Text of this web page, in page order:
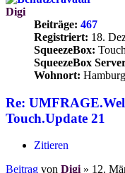
Digi
Beiträge: 467
Registriert: 18.
SqueezeBox: Touch
SqueezeBox
Wohnort: Hamburg
Re:
Touch.Update 21
Zitieren
Beitrag von Digi » 12.